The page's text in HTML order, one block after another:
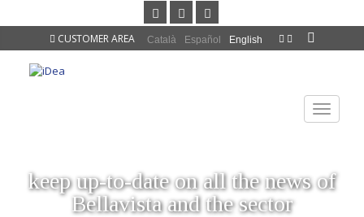
Català Español English
CUSTOMER AREA
TOGGLE
keep up-to-date on all the news of
Bellavista and the sector